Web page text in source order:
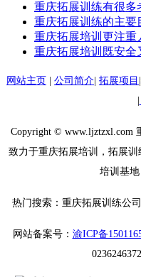
重庆拓展训练有很
重庆拓展训练的主
重庆拓展培训更注重
重庆拓展培训既安全
网站主页 公司简介 拓展项目
Copyright © www.ljztzxl.com
致力于重庆拓展培训，拓展
培训基地
热门搜索：重庆拓展训练公
网站备案号： 渝ICP备